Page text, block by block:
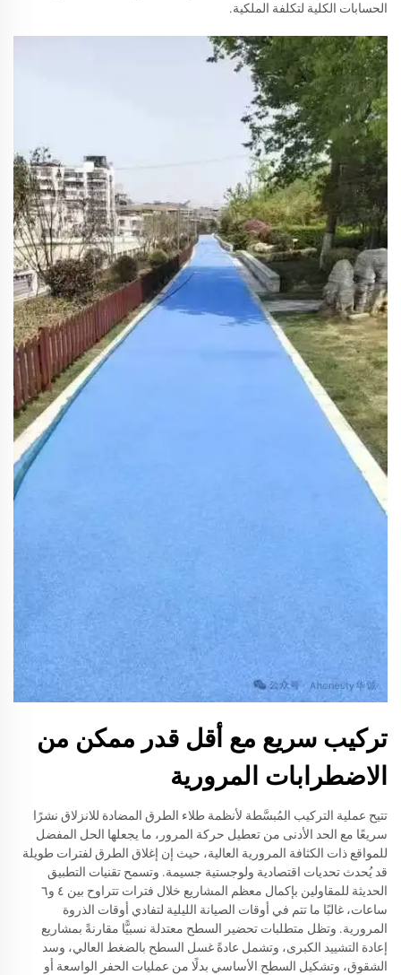
الحسابات الكلية لتكلفة الملكية.
تركيب سريع مع أقل قدر ممكن من
الاضطرابات المرورية
تتيح عملية التركيب المُبسَّطة لأنظمة طلاء الطرق المضادة للانزلاق نشرًا
سريعًا مع الحد الأدنى من تعطيل حركة المرور، ما يجعلها الحل المفضل
للمواقع ذات الكثافة المرورية العالية، حيث إن إغلاق الطرق لفترات طويلة
قد يُحدث تحديات اقتصادية ولوجستية جسيمة. وتسمح تقنيات التطبيق
الحديثة للمقاولين بإكمال معظم المشاريع خلال فترات تتراوح بين ٤ و٦
ساعات، غالبًا ما تتم في أوقات الصيانة الليلية لتفادي أوقات الذروة
المرورية. وتظل متطلبات تحضير السطح معتدلة نسبيًّا مقارنةً بمشاريع
إعادة التشييد الكبرى، وتشمل عادةً غسل السطح بالضغط العالي، وسد
الشقوق، وتشكيل السطح الأساسي بدلًا من عمليات الحفر الواسعة أو